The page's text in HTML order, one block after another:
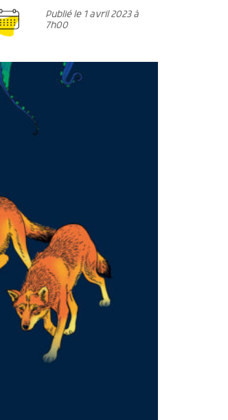
Publié le 1 avril 2023 à
7h00